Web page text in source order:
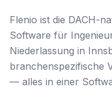
Flenio ist die DACH-
Software für
Niederlassung in
branchenspezifische
— alles in einer